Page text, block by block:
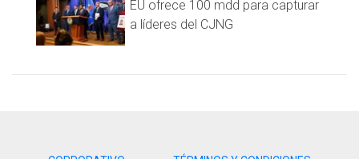
EU ofrece 100 mdd para capturar
a líderes del CJNG